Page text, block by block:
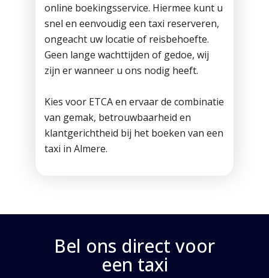
online boekingsservice. Hiermee kunt u
snel en eenvoudig een taxi reserveren,
ongeacht uw locatie of reisbehoefte.
Geen lange wachttijden of gedoe, wij
zijn er wanneer u ons nodig heeft.
Kies voor ETCA en ervaar de combinatie
van gemak, betrouwbaarheid en
klantgerichtheid bij het boeken van een
taxi in Almere.
Bel ons direct voor
een taxi